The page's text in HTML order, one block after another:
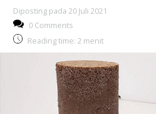
Diposting pada 20 Juli 2021
0 Comments
Reading time: 2 menit